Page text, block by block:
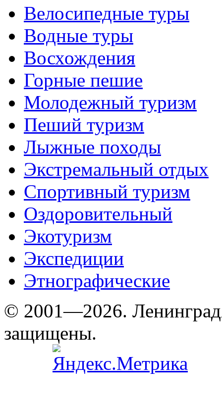
Велосипедные туры
Водные туры
Восхождения
Горные пешие
Молодежный туризм
Пеший туризм
Лыжные походы
Экстремальный отдых
Спортивный туризм
Оздоровительный
Экотуризм
Экспедиции
Этнографические
© 2001—2026.
защищены.